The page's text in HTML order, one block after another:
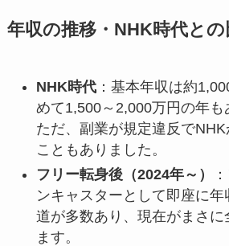
年収の推移・NHK時代との
NHK時代：基本年収は約
めて1,500～2,000万円の年も
ただ、副業が規定違反で
こともありました。
フリー転身後（2024年～）
ンキャスターとして即座に年
道が多数あり、現在がまさ
ます。